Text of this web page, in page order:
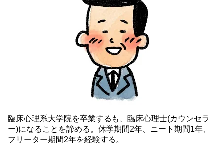
臨床心理系大学院を卒業するも、臨床心理士(カウンセラ
ー)になることを諦める。休学期間2年、ニート期間1年、
フリーター期間2年を経験する。